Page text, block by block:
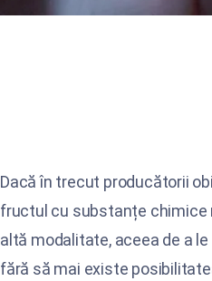
Dacă în trecut producătorii
fructul cu substanțe chimice
altă modalitate, aceea de a
fără să mai existe